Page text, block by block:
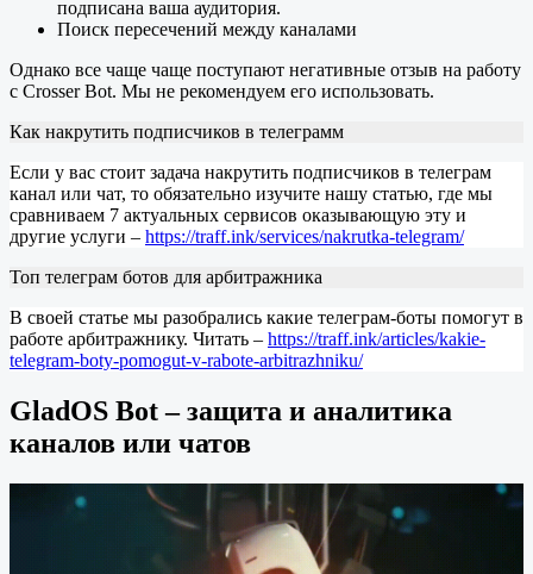
подписана ваша аудитория.
Поиск пересечений между каналами
Однако все чаще чаще поступают негативные отзыв на работу
с Crosser Bot. Мы не рекомендуем его использовать.
Как накрутить подписчиков в телеграмм
Если у вас стоит задача накрутить подписчиков в телеграм
канал или чат, то обязательно изучите нашу статью, где мы
сравниваем 7 актуальных сервисов оказывающую эту и
другие услуги – https://traff.ink/services/nakrutka-telegram/
Топ телеграм ботов для арбитражника
В своей статье мы разобрались какие телеграм-боты помогут в
работе арбитражнику. Читать – https://traff.ink/articles/kakie-
telegram-boty-pomogut-v-rabote-arbitrazhniku/
GladOS Bot – защита и аналитика
каналов или чатов